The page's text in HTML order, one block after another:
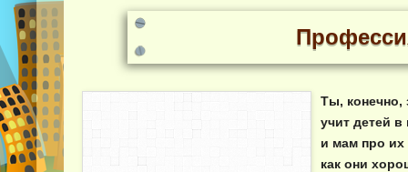
Ты, конечно,
учит детей
и мам про
как они